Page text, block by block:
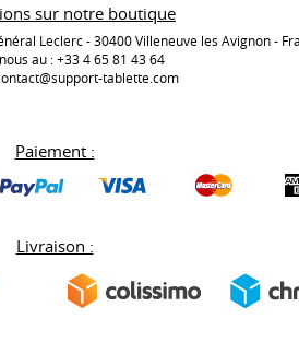
sur notre boutique
Leclerc - 30400 Villeneuve les Avignon -
au :+33 4 65 81 43 64
tablette.com
Paiement :
Livraison :